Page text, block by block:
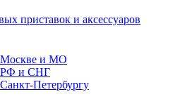
приставок и аксессуаров
Москве и МО
РФ и СНГ
Петербургу